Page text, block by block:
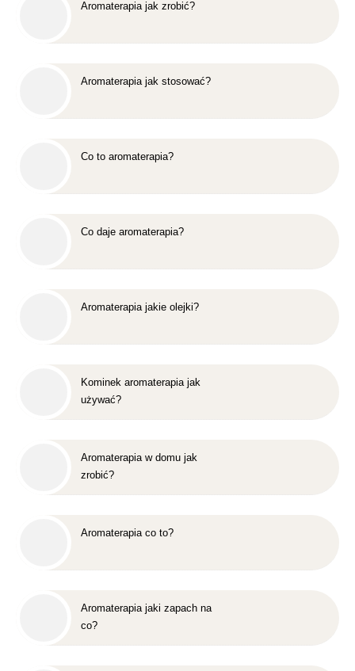
Aromaterapia jak zrobić?
Aromaterapia jak stosować?
Co to aromaterapia?
Co daje aromaterapia?
Aromaterapia jakie olejki?
Kominek aromaterapia jak
używać?
Aromaterapia w domu jak
zrobić?
Aromaterapia co to?
Aromaterapia jaki zapach na
co?